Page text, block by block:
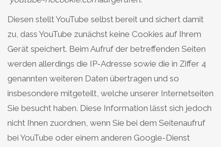
Diesen stellt YouTube selbst bereit und sichert damit
zu, dass YouTube zunächst keine Cookies auf Ihrem
Gerät speichert. Beim Aufruf der betreffenden Seiten
werden allerdings die IP-Adresse sowie die in Ziffer 4
genannten weiteren Daten übertragen und so
insbesondere mitgeteilt, welche unserer Internetseiten
Sie besucht haben. Diese Information lässt sich jedoch
nicht Ihnen zuordnen, wenn Sie bei dem Seitenaufruf
bei YouTube oder einem anderen Google-Dienst